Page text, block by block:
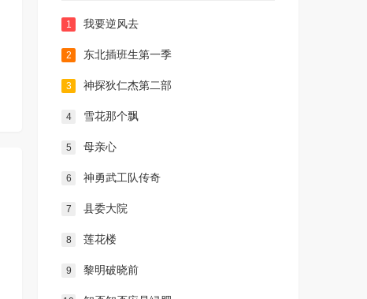
1 我要逆风去
2 东北插班生第一季
3 神探狄仁杰第二部
4 雪花那个飘
5 母亲心
6 神勇武工队传奇
7 县委大院
8 莲花楼
9 黎明破晓前